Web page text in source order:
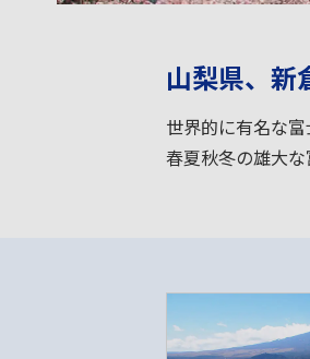
山梨県、新
世界的に有名な
春夏秋冬の雄大